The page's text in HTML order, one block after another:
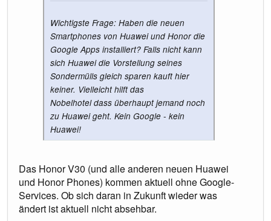
Wichtigste Frage: Haben die neuen
Smartphones von Huawei und Honor die
Google Apps installiert? Falls nicht kann
sich Huawei die Vorstellung seines
Sondermülls gleich sparen kauft hier
keiner. Vielleicht hilft das
Nobelhotel dass überhaupt jemand noch
zu Huawei geht. Kein Google - kein
Huawei!
Das Honor V30 (und alle anderen neuen Huawei
und Honor Phones) kommen aktuell ohne Google-
Services. Ob sich daran in Zukunft wieder was
ändert ist aktuell nicht absehbar.